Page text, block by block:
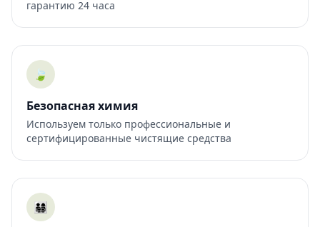
гарантию 24 часа
🍃
Безопасная химия
Используем только профессиональные и
сертифицированные чистящие средства
👨‍👩‍👧‍👦